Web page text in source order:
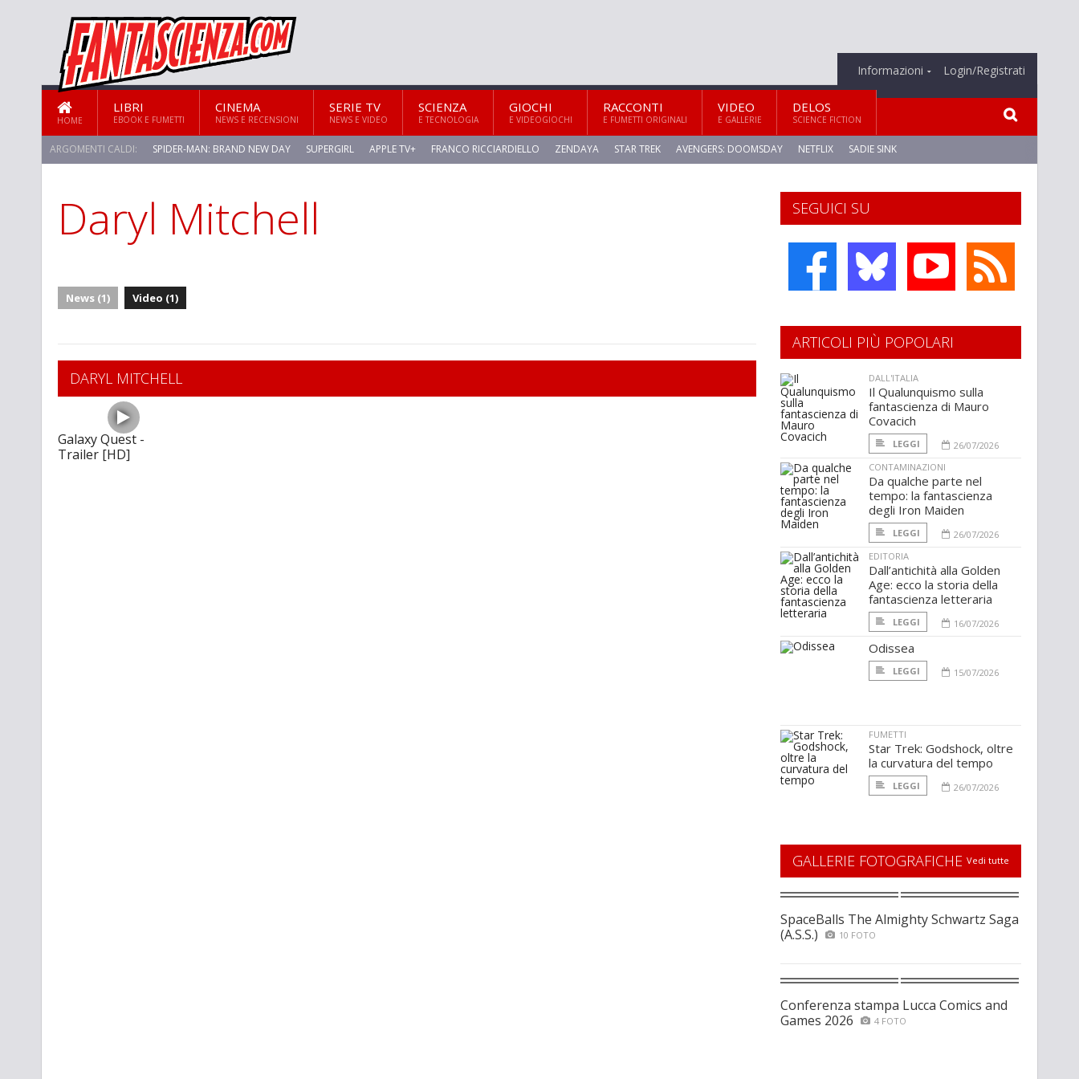
Informazioni Login/Registrati
HOME
LIBRI
EBOOK E FUMETTI
CINEMA
NEWS E RECENSIONI
SERIE TV
NEWS E VIDEO
SCIENZA
E TECNOLOGIA
GIOCHI
E VIDEOGIOCHI
RACCONTI
E FUMETTI ORIGINALI
VIDEO
E GALLERIE
DELOS
SCIENCE FICTION
ARGOMENTI CALDI: SPIDER-MAN: BRAND NEW DAY SUPERGIRL APPLE TV+ FRANCO RICCIARDIELLO ZENDAYA STAR TREK AVENGERS: DOOMSDAY NETFLIX SADIE SINK
STAR TREK: STRANGE NEW WORLDS
Daryl Mitchell
News (1) Video (1)
DARYL MITCHELL
Galaxy Quest -
Trailer [HD]
SEGUICI SU
ARTICOLI PIÙ POPOLARI
DALL'ITALIA
Il Qualunquismo sulla
fantascienza di Mauro
Covacich
LEGGI
26/07/2026
CONTAMINAZIONI
Da qualche parte nel
tempo: la fantascienza
degli Iron Maiden
LEGGI
26/07/2026
EDITORIA
Dall’antichità alla Golden
Age: ecco la storia della
fantascienza letteraria
LEGGI 16/07/2026
Odissea
LEGGI 15/07/2026
FUMETTI
Star Trek: Godshock, oltre
la curvatura del tempo
LEGGI 26/07/2026
GALLERIE FOTOGRAFICHE Vedi tutte
SpaceBalls The Almighty Schwartz Saga
(A.S.S.)
10 FOTO
Conferenza stampa Lucca Comics and
Games 2026
4 FOTO